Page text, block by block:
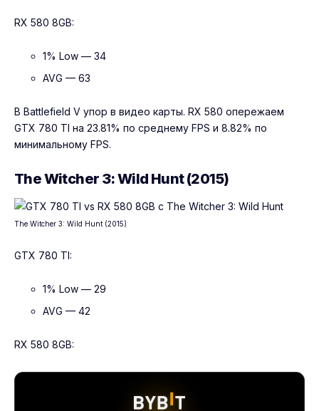
RX 580 8GB:
1% Low — 34
AVG — 63
В Battlefield V упор в видео карты. RX 580 опережаем
GTX 780 TI на 23.81% по среднему FPS и 8.82% по
минимальному FPS.
The Witcher 3: Wild Hunt (2015)
The Witcher 3: Wild Hunt (2015)
GTX 780 TI:
1% Low — 29
AVG — 42
RX 580 8GB: